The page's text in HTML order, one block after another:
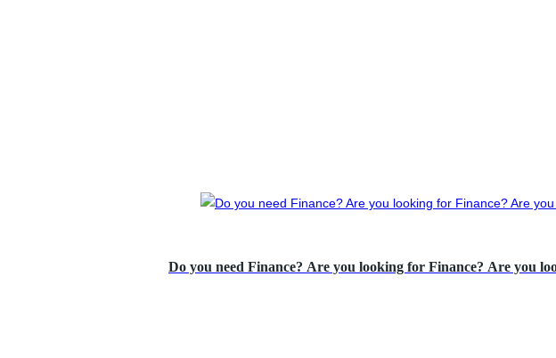
Do you need Finance? Are you looking for Finance? Are you